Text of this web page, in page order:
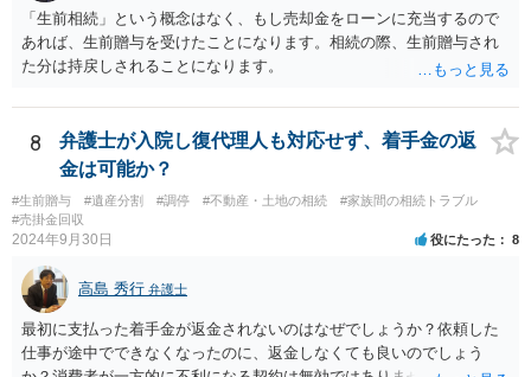
不履行なら無効にでき、老後の安心を担保できます。 ④ 寄附予約＋解
除条件 慈善団体への寄附を予約しつつ、資金不足時は解除できる条項
を設定。 などがあり得るかと思われます。
「生前相続」という概念はなく、もし売却金をローンに充当するので
あれば、生前贈与を受けたことになります。相続の際、生前贈与され
た分は持戻しされることになります。
8
弁護士が入院し復代理人も対応せず、着手金の返
金は可能か？
#生前贈与 #遺産分割 #調停 #不動産・土地の相続
#家族間の相続トラブル
#売掛金回収
2024年9月30日 役にたった 8
高島 秀行 弁護士
最初に支払った着手金が返金されないのはなぜでしょうか？依頼した
仕事が途中でできなくなったのに、返金しなくても良いのでしょう